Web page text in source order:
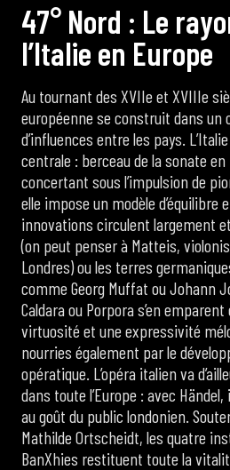
La salle
L’événementiel
Les contacts
47° Nord : Le rayo
l’Italie en Europe
Au tournant des XVIIe et XVIIIe
européenne se construit dans un
d’influences entre les pays.
centrale : berceau de la sonate
concertant sous l’impulsion de
elle impose un modèle d’équilibre
innovations circulent largement
(on peut penser à Matteis,
Londres) ou les terres
comme Georg Muffat ou Johann
Caldara ou Porpora s’en
virtuosité et une expressivité
nourries également par le
opératique. L’opéra italien va
dans toute l’Europe : avec
au goût du public londonien.
Mathilde Ortscheidt, les quatre
BanXhies restituent toute la